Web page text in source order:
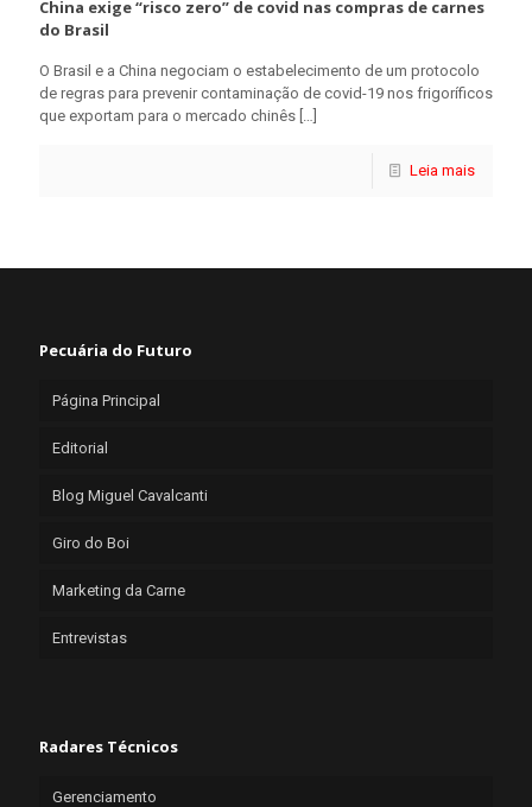
China exige “risco zero” de covid nas compras de carnes
do Brasil
O Brasil e a China negociam o estabelecimento de um protocolo
de regras para prevenir contaminação de covid-19 nos frigoríficos
que exportam para o mercado chinês […]
Leia mais
Pecuária do Futuro
Página Principal
Editorial
Blog Miguel Cavalcanti
Giro do Boi
Marketing da Carne
Entrevistas
Radares Técnicos
Gerenciamento